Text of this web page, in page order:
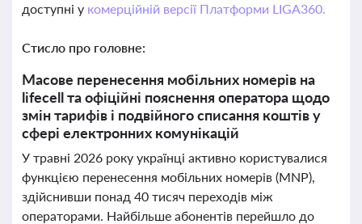
доступні у комерційній версії Платформи LIGA360.
Стисло про головне:
Масове перенесення мобільних номерів на
lifecell та офіційні пояснення оператора щодо
змін тарифів і подвійного списання коштів у
сфері електронних комунікацій
У травні 2026 року українці активно користувалися
функцією перенесення мобільних номерів (MNP),
здійснивши понад 40 тисяч переходів між
операторами. Найбільше абонентів перейшло до